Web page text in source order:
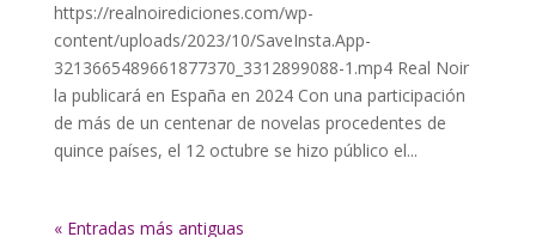
https://realnoirediciones.com/wp-
content/uploads/2023/10/SaveInsta.App-
3213665489661877370_3312899088-1.mp4 Real Noir
la publicará en España en 2024 Con una participación
de más de un centenar de novelas procedentes de
quince países, el 12 octubre se hizo público el...
« Entradas más antiguas